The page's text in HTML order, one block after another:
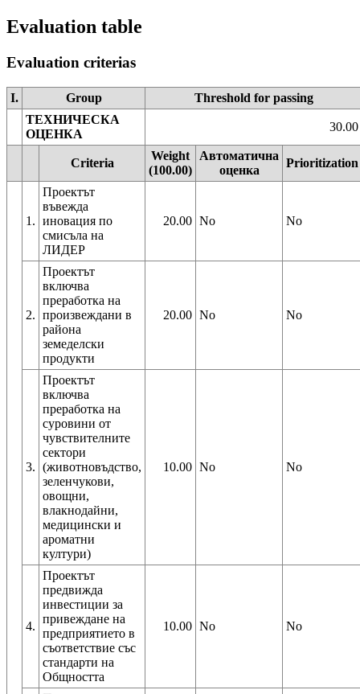
Evaluation table
Evaluation criterias
I. Group
Threshold for passing
ТЕХНИЧЕСКА
ОЦЕНКА
30.00
Criteria
Weight
(100.00)
Автоматична
оценка
Prioritization
1.
Проектът
въвежда
иновация по
смисъла на
ЛИДЕР
20.00 No No
2.
Проектът
включва
преработка на
произвеждани в
района
земеделски
продукти
20.00 No No
3.
Проектът
включва
преработка на
суровини от
чувствителните
сектори
(животновъдство,
зеленчукови,
овощни,
влакнодайни,
медицински и
ароматни
култури)
10.00 No No
4.
Проектът
предвижда
инвестиции за
привеждане на
предприятието в
съответствие със
стандарти на
Общността
10.00 No No